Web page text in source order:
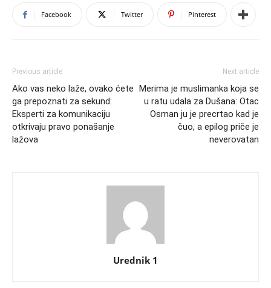
Facebook Twitter Pinterest
Previous article
Ako vas neko laže, ovako ćete
ga prepoznati za sekund:
Eksperti za komunikaciju
otkrivaju pravo ponašanje
lažova
Next article
Merima je muslimanka koja se
u ratu udala za Dušana: Otac
Osman ju je precrtao kad je
čuo, a epilog priče je
neverovatan
Urednik 1